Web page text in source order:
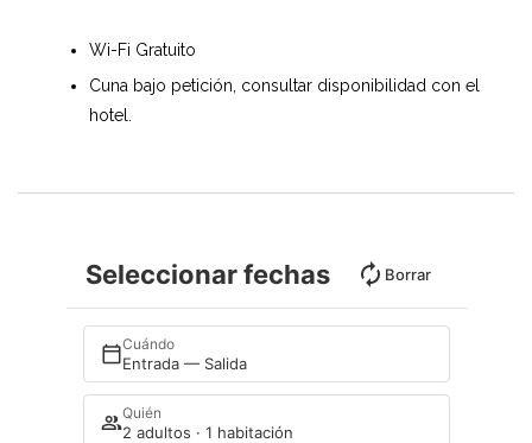
Wi-Fi Gratuito
Cuna bajo petición, consultar disponibilidad con el
hotel.
Seleccionar fechas Borrar
Cuándo
Entrada — Salida
Quién
2 adultos · 1 habitación